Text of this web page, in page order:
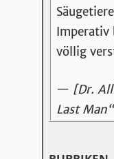
Imperativ
völlig
— [Dr.
Last